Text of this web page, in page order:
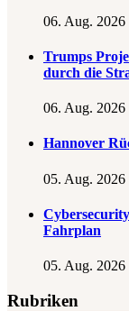
06. Aug. 2026
Trumps
durch die
06. Aug. 2026
Hannover
05. Aug. 2026
Fahrplan
05. Aug. 2026
Rubriken